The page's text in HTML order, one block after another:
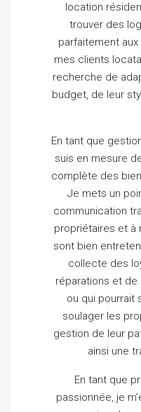
location
trouver des
parfaitement
mes clients
recherche de
budget, de leur
En tant que
suis en mesure
complète des
Je mets un
communication
propriétaires et à
sont bien
collecte des
réparations et
ou qui pourrait
soulager les
gestion de leur
ainsi une
En tant que
passionnée, je